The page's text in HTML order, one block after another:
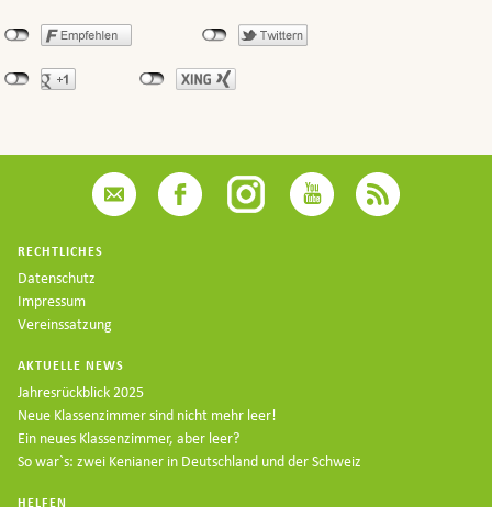
RECHTLICHES
Datenschutz
Impressum
Vereinssatzung
AKTUELLE NEWS
Jahresrückblick 2025
Neue Klassenzimmer sind nicht mehr leer!
Ein neues Klassenzimmer, aber leer?
So war`s: zwei Kenianer in Deutschland und der Schweiz
HELFEN